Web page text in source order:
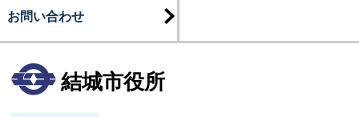
お問い合わせ
結城市役所